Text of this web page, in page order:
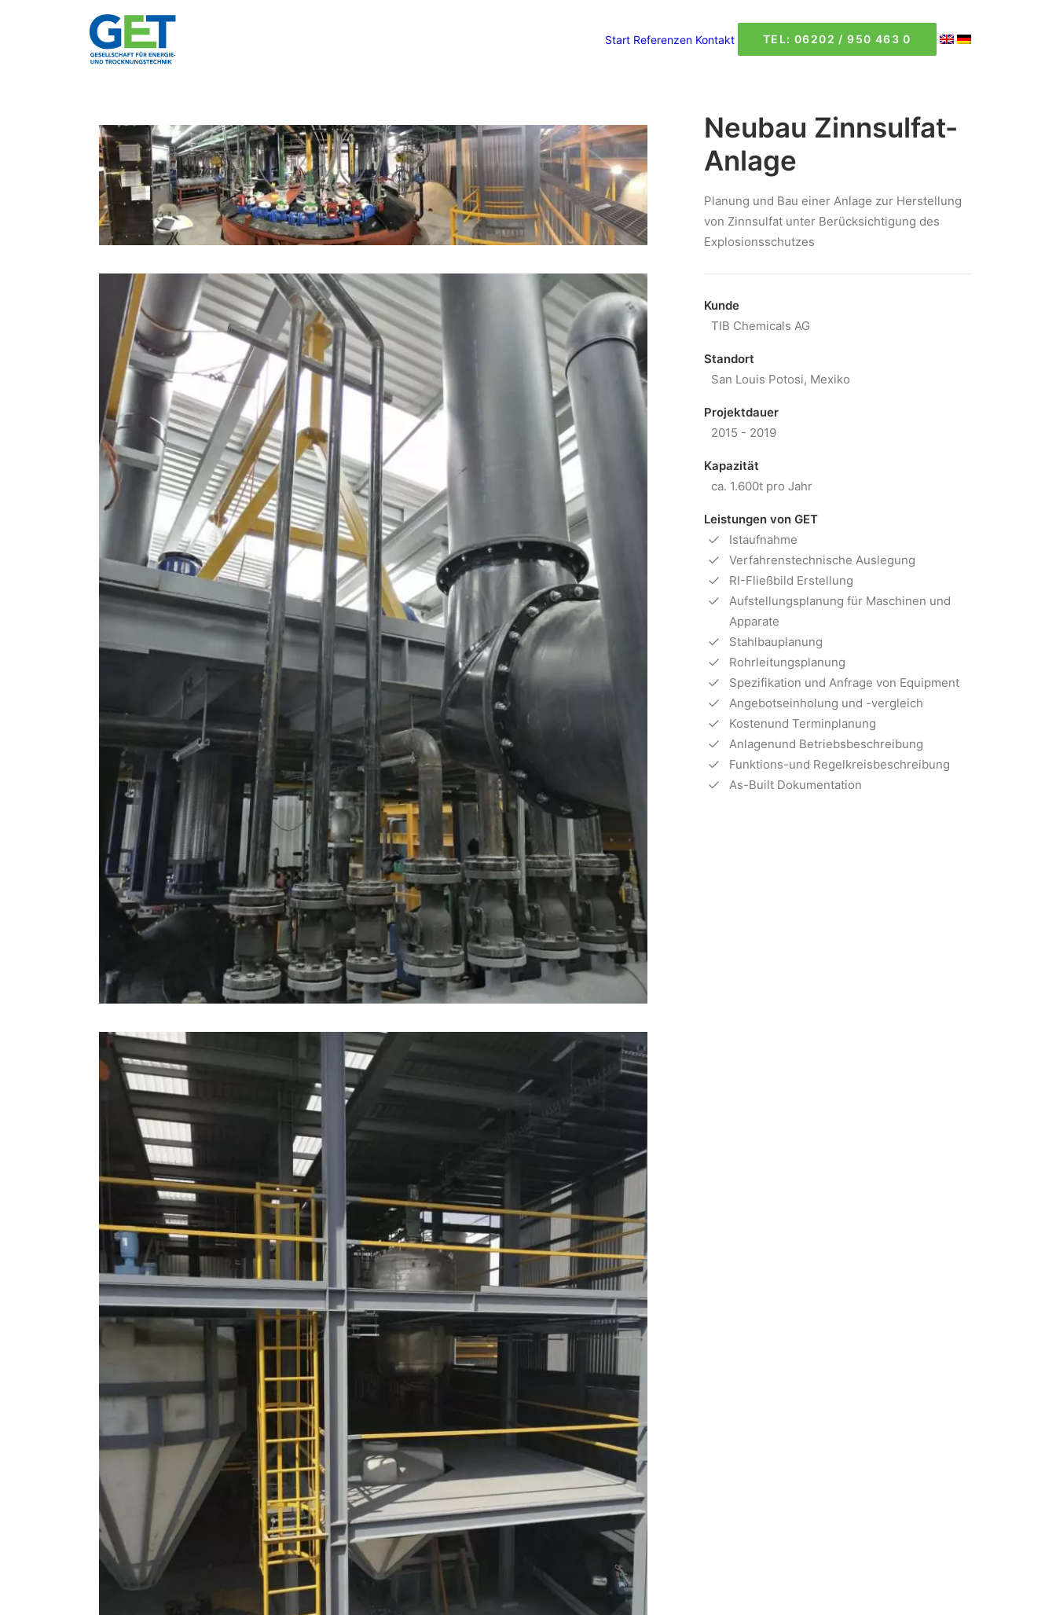
Start Referenzen Kontakt TEL: 06202 / 950 463 0
Neubau Zinnsulfat-
Anlage
Planung und Bau einer Anlage zur Herstellung
von Zinnsulfat unter Berücksichtigung des
Explosionsschutzes
Kunde
TIB Chemicals AG
Standort
San Louis Potosi, Mexiko
Projektdauer
2015 - 2019
Kapazität
ca. 1.600t pro Jahr
Leistungen von GET
Istaufnahme
Verfahrenstechnische Auslegung
RI-Fließbild Erstellung
Aufstellungsplanung für Maschinen und
Apparate
Stahlbauplanung
Rohrleitungsplanung
Spezifikation und Anfrage von Equipment
Angebotseinholung und -vergleich
Kostenund Terminplanung
Anlagenund Betriebsbeschreibung
Funktions-und Regelkreisbeschreibung
As-Built Dokumentation